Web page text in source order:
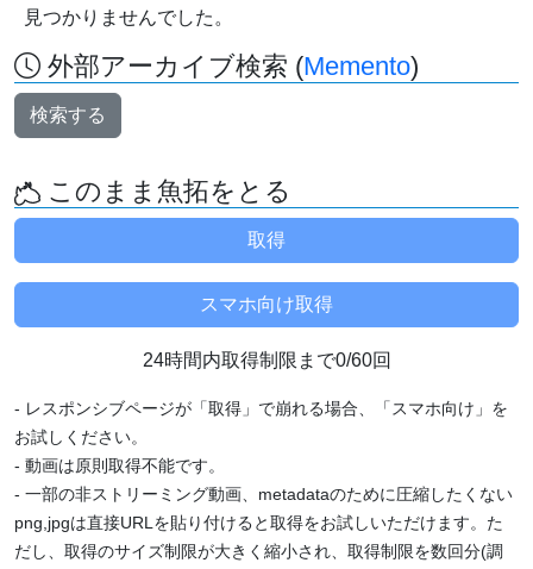
見つかりませんでした。
外部アーカイブ検索 (Memento)
検索する
このまま魚拓をとる
24時間内取得制限まで0/60回
- レスポンシブページが「取得」で崩れる場合、「スマホ向け」を
お試しください。
- 動画は原則取得不能です。
- 一部の非ストリーミング動画、metadataのために圧縮したくない
png,jpgは直接URLを貼り付けると取得をお試しいただけます。た
だし、取得のサイズ制限が大きく縮小され、取得制限を数回分(調